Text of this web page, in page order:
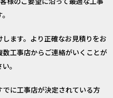
ます。より正確なお見積りをお
工事店からご連絡がいくことが
。
に工事店が決定されている方